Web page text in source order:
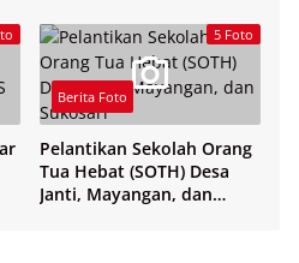
5 Foto
Berita Foto
Pelantikan Sekolah Orang
Tua Hebat (SOTH) Desa
Janti, Mayangan, dan